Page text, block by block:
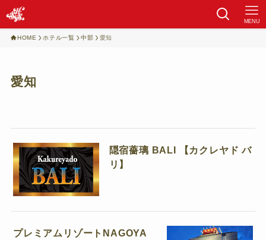
MENU
HOME ホテル一覧 中部 愛知
愛知
隠宿薔璃 BALI 【カクレヤド バ
リ】
プレミアムリゾートNAGOYA